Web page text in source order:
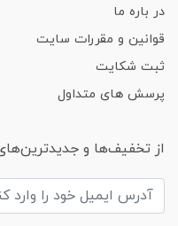
در باره ما
قوانین و مقررات سایت
ثبت شکایت
پرسش های متداول
از تخفیف‌ها و